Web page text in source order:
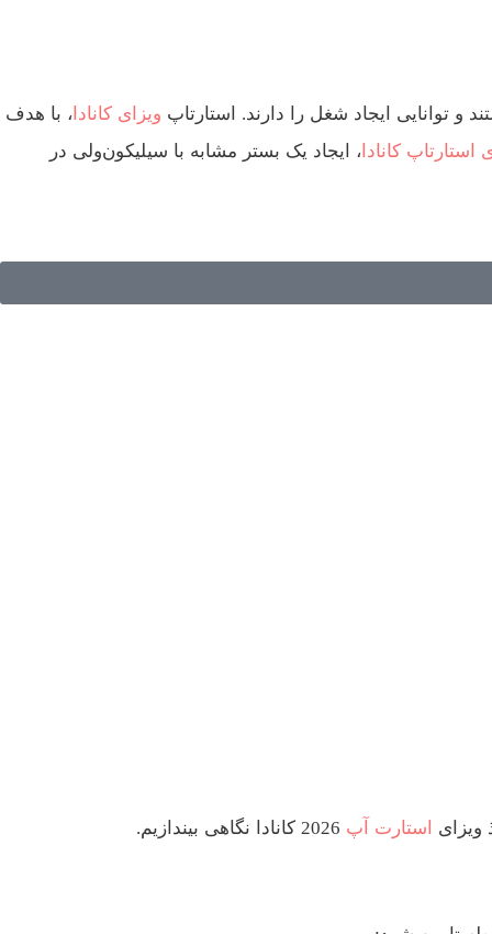
و توانایی ایجاد شغل را دارند. استارتاپ ویزای کانادا ، با هدف
استارتاپ کانادا ، ایجاد یک بستر مشابه با سیلیکون‌ولی در
ویزای استارت آپ